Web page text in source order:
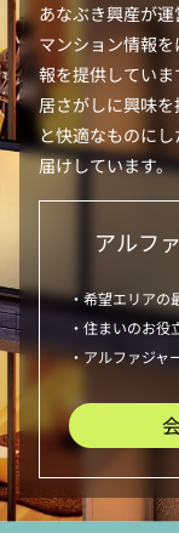
あなぶき興産が
マンション情報
報を提供してい
居さがしに興味
と快適なものに
届けしています。
アルフ
・希望エリアの
・住まいのお役
・アルファジャ